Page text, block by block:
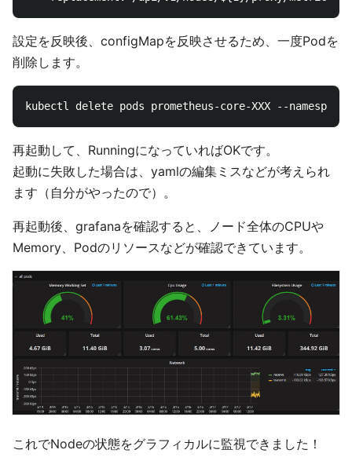
設定を反映後、configMapを反映させるため、一度Podを
削除します。
再起動して、RunningになっていればOKです。
起動に失敗した場合は、yamlの編集ミスなどが考えられ
ます（自分がやったので）。
再起動後、grafanaを確認すると、ノード全体のCPUや
Memory、Podのリソースなどが確認できています。
これでNodeの状態をグラフィカルに監視できました！